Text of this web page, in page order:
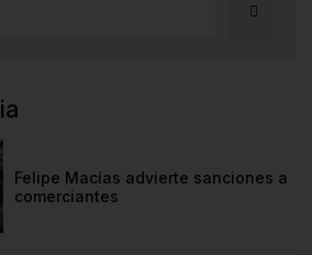
Felipe Macías advierte sanciones a
comerciantes